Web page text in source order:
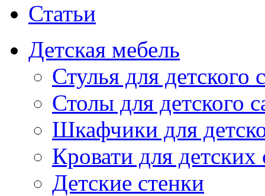
Статьи
Детская мебель
Стулья для детского
Столы для детского
Шкафчики для
Кровати для детских
Детские стенки